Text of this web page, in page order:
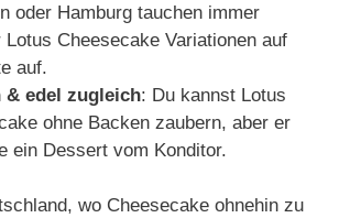
oder Hamburg tauchen immer
Lotus Cheesecake Variationen auf
auf.
& edel zugleich: Du kannst Lotus
ohne Backen zaubern, aber er
ein Dessert vom Konditor.
wo Cheesecake ohnehin zu